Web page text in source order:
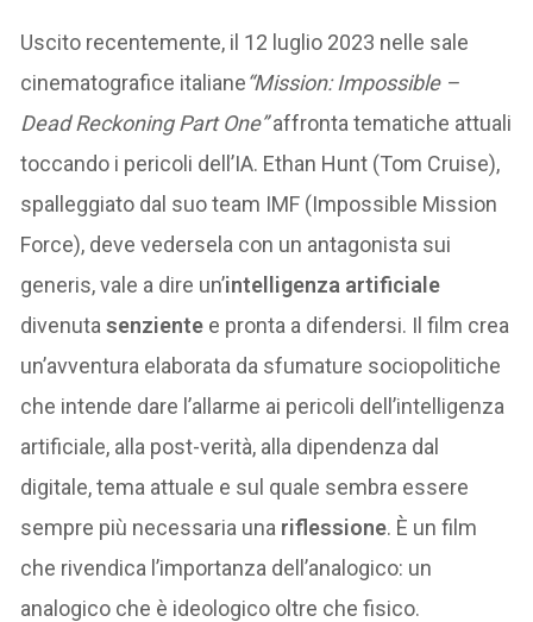
Uscito recentemente, il 12 luglio 2023 nelle sale
cinematografice italiane“Mission: Impossible –
Dead Reckoning Part One”affronta tematiche attuali
toccando i pericoli dell’IA. Ethan Hunt (Tom Cruise),
spalleggiato dal suo team IMF (Impossible Mission
Force), deve vedersela con un antagonista sui
generis, vale a dire un’intelligenza artificiale
divenutasenziente e pronta a difendersi. Il film crea
un’avventura elaborata da sfumature sociopolitiche
che intende dare l’allarme ai pericoli dell’intelligenza
artificiale, alla post-verità, alla dipendenza dal
digitale, tema attuale e sul quale sembra essere
sempre più necessaria una riflessione. È un film
che rivendica l’importanza dell’analogico: un
analogico che è ideologico oltre che fisico.